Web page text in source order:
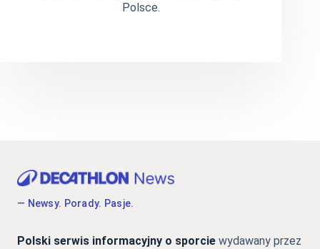
Polsce.
— Newsy. Porady. Pasje.
Polski serwis informacyjny o sporcie wydawany przez